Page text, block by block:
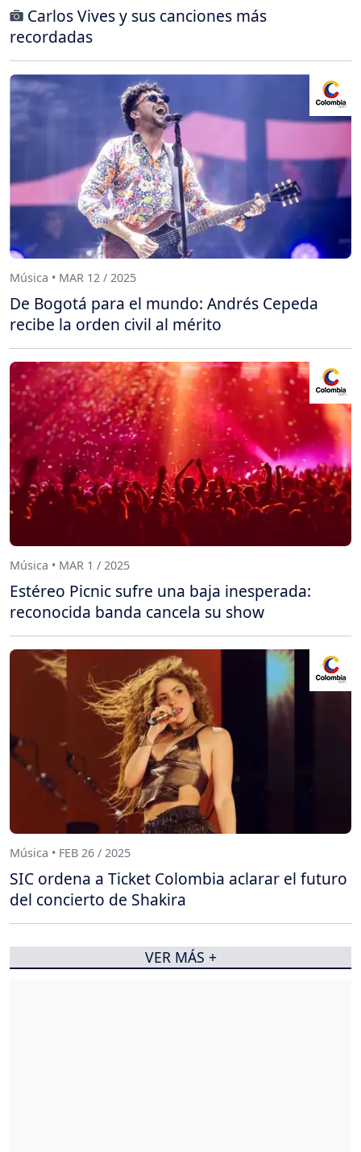
Carlos Vives y sus canciones más
recordadas
Música • MAR 12 / 2025
De Bogotá para el mundo: Andrés Cepeda
recibe la orden civil al mérito
Música • MAR 1 / 2025
Estéreo Picnic sufre una baja inesperada:
reconocida banda cancela su show
Música • FEB 26 / 2025
SIC ordena a Ticket Colombia aclarar el futuro
del concierto de Shakira
VER MÁS +